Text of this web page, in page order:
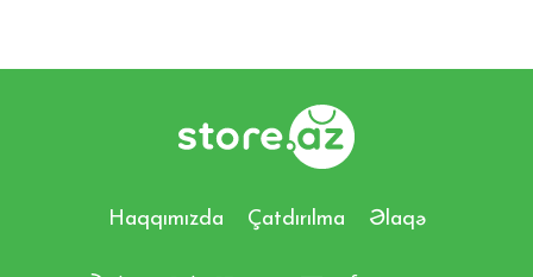
Haqqımızda Çatdırılma Əlaqə